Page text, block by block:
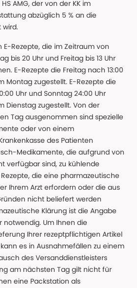
HS AMG, der von der KK im
abzüglich 5 % an die
wird.
Rezepte, die im Zeitraum von
bis 20 Uhr und Freitag bis 13 Uhr
E-Rezepte die Freitag nach 13:00
Montag zugestellt. E-Rezepte die
Uhr und Sonntag 24:00 Uhr
Dienstag zugestellt. Von der
Tag ausgenommen sind spezielle
oder von einem
des Patienten
Medikamente, die aufgrund von
verfügbar sind, zu kühlende
die eine pharmazeutische
Ihrem Arzt erfordern oder die aus
nicht beliefert werden
Klärung ist die Angabe
notwendig. Um Ihnen die
Ihrer rezeptpflichtigen Artikel
es in Ausnahmefällen zu einem
des Versanddienstleisters
am nächsten Tag gilt nicht für
eine Packstation als